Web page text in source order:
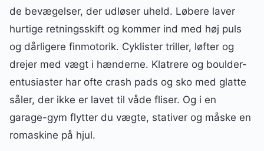
de bevægelser, der udløser uheld. Løbere laver
hurtige retningsskift og kommer ind med høj puls
og dårligere finmotorik. Cyklister triller, løfter og
drejer med vægt i hænderne. Klatrere og boulder-
entusiaster har ofte crash pads og sko med glatte
såler, der ikke er lavet til våde fliser. Og i en
garage-gym flytter du vægte, stativer og måske en
romaskine på hjul.